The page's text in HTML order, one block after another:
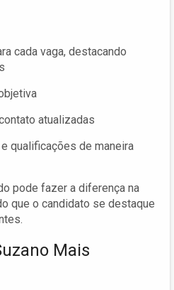
cada vaga, destacando
atualizadas
qualificações de maneira
pode fazer a diferença na
que o candidato se destaque
Mais